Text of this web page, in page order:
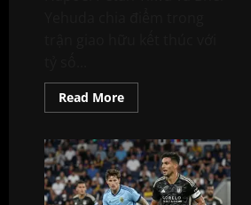
Read MoreRead
more
Petah
Tikva
và
Bnei
Yehuda